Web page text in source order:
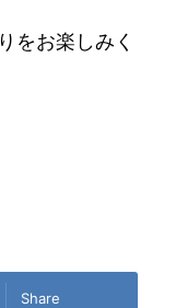
をお楽しみく
Share